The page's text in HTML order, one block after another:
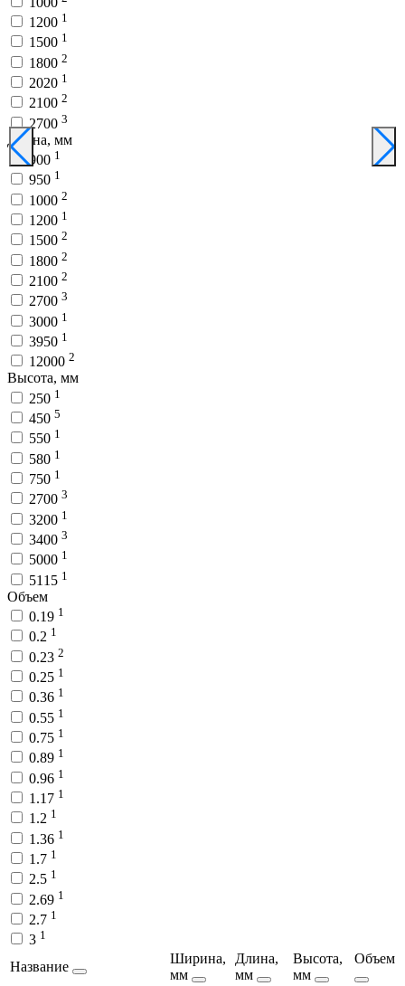
1200 1
1500 1
1800 2
2020 1
2100 2
2700 3
Длина, мм
900 1
950 1
1000 2
1200 1
1500 2
1800 2
2100 2
2700 3
3000 1
3950 1
12000 2
Высота, мм
250 1
450 5
550 1
580 1
750 1
2700 3
3200 1
3400 3
5000 1
5115 1
Объем
0.19 1
0.2 1
0.23 2
0.25 1
0.36 1
0.55 1
0.75 1
0.89 1
0.96 1
1.17 1
1.2 1
1.36 1
1.7 1
2.5 1
2.69 1
2.7 1
3 1
Название
Ширина,
мм
Длина,
мм
Высота,
мм
Объем